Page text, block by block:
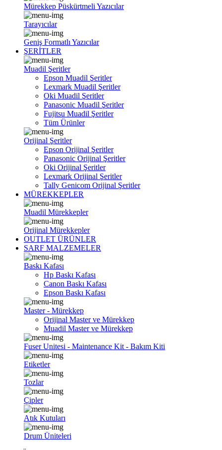
Mürekkep Püskürtmeli Yazıcılar
Tarayıcılar
Geniş Formatlı Yazıcılar
ŞERİTLER
Muadil Şeritler
Epson Muadil Şeritler
Lexmark Muadil Şeritler
Oki Muadil Şeritler
Panasonic Muadil Şeritler
Fujitsu Muadil Şeritler
Tüm Ürünler
Orijinal Şeritler
Epson Orijinal Şeritler
Panasonic Orijinal Şeritler
Oki Orijinal Şeritler
Lexmark Orijinal Şeritler
Tally Genicom Orijinal Şeritler
MÜREKKEPLER
Muadil Mürekkepler
Orijinal Mürekkepler
OUTLET ÜRÜNLER
SARF MALZEMELER
Baskı Kafası
Hp Baskı Kafası
Canon Baskı Kafası
Epson Baskı Kafası
Master - Mürekkep
Orijinal Master ve Mürekkep
Muadil Master ve Mürekkep
Fuser Unitesi - Maintenance Kit - Bakım Kiti
Etiketler
Tozlar
Çipler
Atık Kutuları
Drum Üniteleri